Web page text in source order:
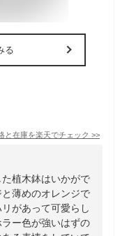
る
と在庫を楽天でチェック >>
植木鉢はいかがで
薄めのオレンジで
があって可愛らし
ー色が強いはずの